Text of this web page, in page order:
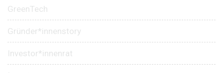
GreenTech
Gründer*innenstory
Investor*innenrat